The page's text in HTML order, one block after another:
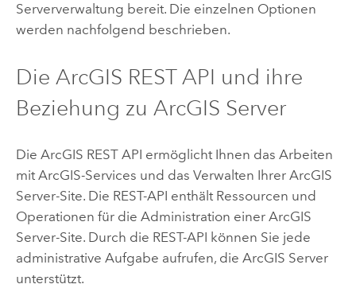
Serververwaltung bereit. Die einzelnen Optionen
werden nachfolgend beschrieben.
Die ArcGIS REST API und ihre
Beziehung zu ArcGIS Server
Die ArcGIS REST API ermöglicht Ihnen das Arbeiten
mit ArcGIS-Services und das Verwalten Ihrer ArcGIS
Server-Site. Die REST-API enthält Ressourcen und
Operationen für die Administration einer ArcGIS
Server-Site. Durch die REST-API können Sie jede
administrative Aufgabe aufrufen, die ArcGIS Server
unterstützt.